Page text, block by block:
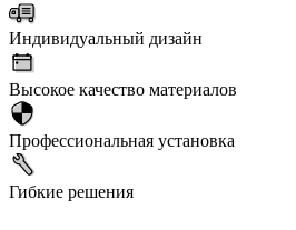
Индивидуальный дизайн
Высокое качество материалов
Профессиональная установка
Гибкие решения